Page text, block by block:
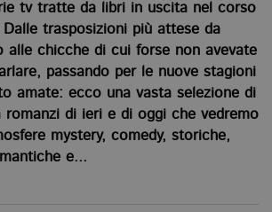
tv tratte da libri in uscita nel corso
trasposizioni più attese da
alle chicche di cui forse non avevate
passando per le nuove stagioni
amate: ecco una vasta selezione di
di ieri e di oggi che vedremo
mystery, comedy, storiche,
e...